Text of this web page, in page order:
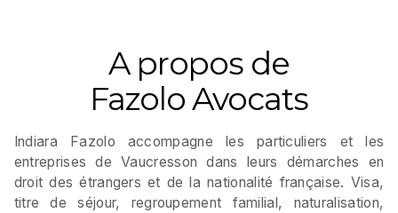
A propos de
Fazolo Avocats
Indiara Fazolo accompagne les particuliers et les
entreprises de Vaucresson dans leurs démarches en
droit des étrangers et de la nationalité française. Visa,
titre de séjour, regroupement familial, naturalisation,